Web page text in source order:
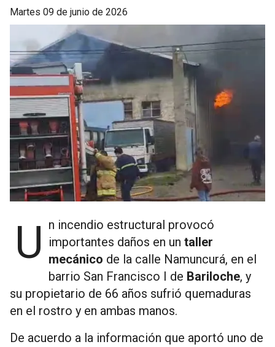
martes 09 de junio de 2026
Un incendio estructural provocó importantes daños en un taller
mecánico de la calle Namuncurá, en el
barrio San Francisco I de Bariloche, y
su propietario de 66 años sufrió quemaduras
en el rostro y en ambas manos.
De acuerdo a la información que aportó uno de